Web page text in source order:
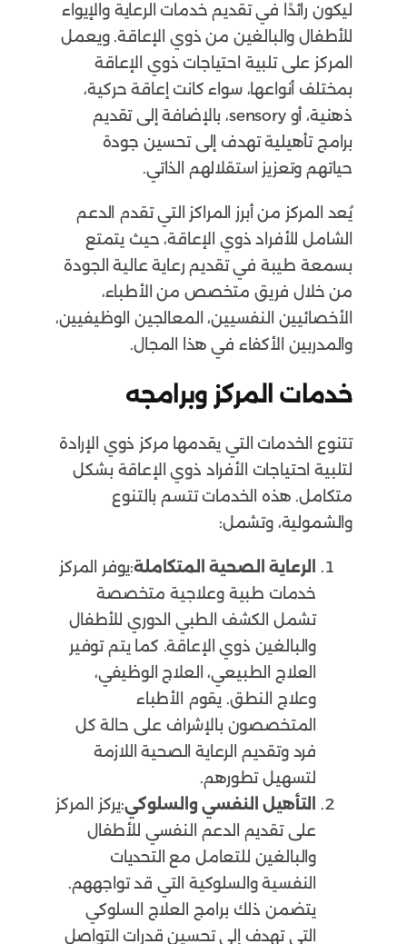
ليكون رائدًا في تقديم خدمات الرعاية والإيواء
للأطفال والبالغين من ذوي الإعاقة. ويعمل
المركز على تلبية احتياجات ذوي الإعاقة
بمختلف أنواعها، سواء كانت إعاقة حركية،
ذهنية، أو sensory، بالإضافة إلى تقديم
برامج تأهيلية تهدف إلى تحسين جودة
حياتهم وتعزيز استقلالهم الذاتي.
يُعد المركز من أبرز المراكز التي تقدم الدعم
الشامل للأفراد ذوي الإعاقة، حيث يتمتع
بسمعة طيبة في تقديم رعاية عالية الجودة
من خلال فريق متخصص من الأطباء،
الأخصائيين النفسيين، المعالجين الوظيفيين،
والمدربين الأكفاء في هذا المجال.
خدمات المركز وبرامجه
تتنوع الخدمات التي يقدمها مركز ذوي الإرادة
لتلبية احتياجات الأفراد ذوي الإعاقة بشكل
متكامل. هذه الخدمات تتسم بالتنوع
والشمولية، وتشمل:
الرعاية الصحية المتكاملة:يوفر المركز
خدمات طبية وعلاجية متخصصة
تشمل الكشف الطبي الدوري للأطفال
والبالغين ذوي الإعاقة. كما يتم توفير
العلاج الطبيعي، العلاج الوظيفي،
وعلاج النطق. يقوم الأطباء
المتخصصون بالإشراف على حالة كل
فرد وتقديم الرعاية الصحية اللازمة
لتسهيل تطورهم.
التأهيل النفسي والسلوكي:يركز المركز
على تقديم الدعم النفسي للأطفال
والبالغين للتعامل مع التحديات
النفسية والسلوكية التي قد تواجههم.
يتضمن ذلك برامج العلاج السلوكي
التي تهدف إلى تحسين قدرات التواصل